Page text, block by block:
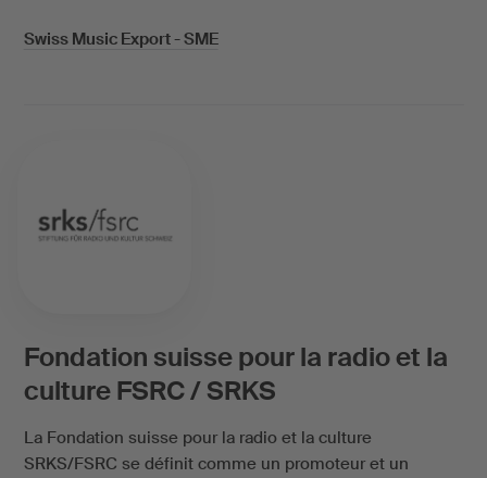
Swiss Music Export - SME
Fondation suisse pour la radio et la
culture FSRC / SRKS
La Fondation suisse pour la radio et la culture
SRKS/FSRC se définit comme un promoteur et un